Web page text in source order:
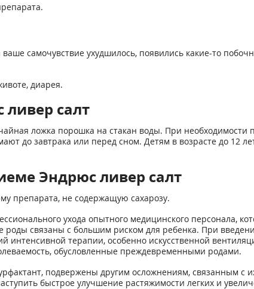
самочувствие ухудшилось, появились какие-то
диарея.
салт
ложка порошка на стакан воды. При необходимости
до завтрака или перед сном. Детям в возрасте до 12
Эндрюс ливер салт
препарата, не содержащую сахарозу.
ухода опытного медицинского персонала,
связаны с большим риском для ребенка. При
интенсивной терапии, особенно искусственной
обусловленные преждевременными родами.
подвержены другим осложнениям, связанным с
быстрое улучшение растяжимости легких и